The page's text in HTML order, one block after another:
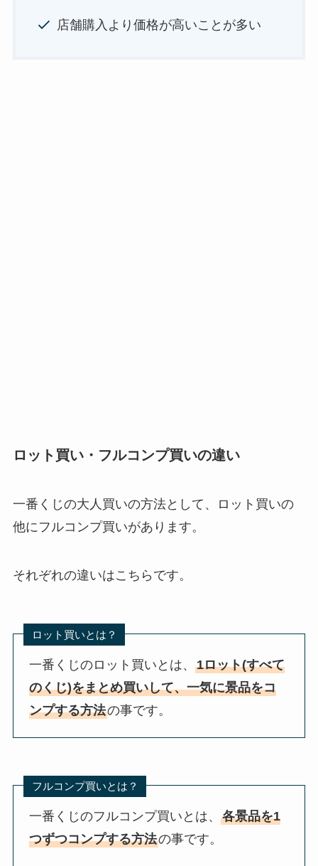
店舗購入より価格が高いことが多い
ロット買い・フルコンプ買いの違い
一番くじの大人買いの方法として、ロット買いの
他にフルコンプ買いがあります。
それぞれの違いはこちらです。
ロット買いとは？
一番くじのロット買いとは、1ロット(すべて
のくじ)をまとめ買いして、一気に景品をコ
ンプする方法の事です。
フルコンプ買いとは？
一番くじのフルコンプ買いとは、各景品を1
つずつコンプする方法の事です。